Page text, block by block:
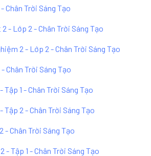
Chân Trời Sáng Tạo
- Lớp 2 - Chân Trời Sáng Tạo
2 - Lớp 2 - Chân Trời Sáng Tạo
Chân Trời Sáng Tạo
1 - Chân Trời Sáng Tạo
2 - Chân Trời Sáng Tạo
- Chân Trời Sáng Tạo
- Tập 1 - Chân Trời Sáng Tạo